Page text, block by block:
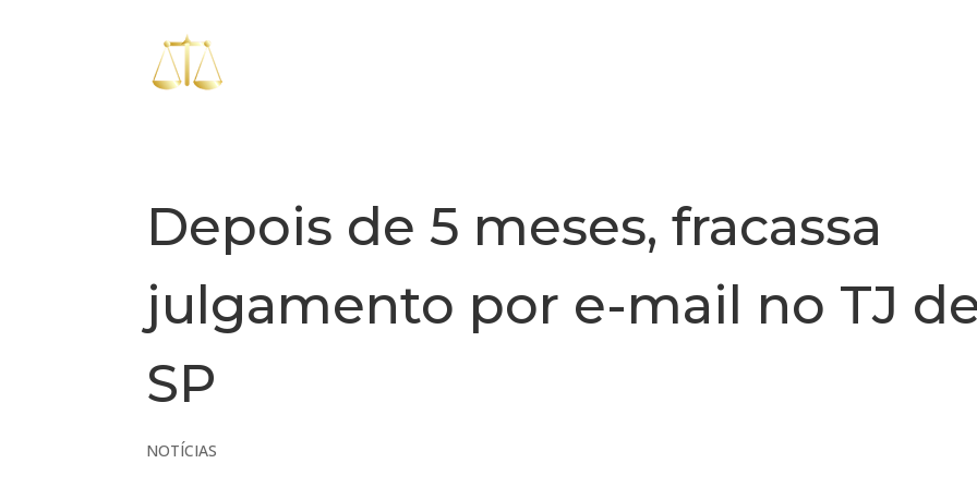
Depois de 5 meses, fracassa
julgamento por e-mail no TJ
SP
NOTÍCIAS